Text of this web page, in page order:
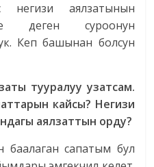
негизи аялзатынын
деген суроонун
Кеп башынан болсун
тууралуу узатсам.
кайсы? Негизи
аялзаттын орду?
сапатым бул